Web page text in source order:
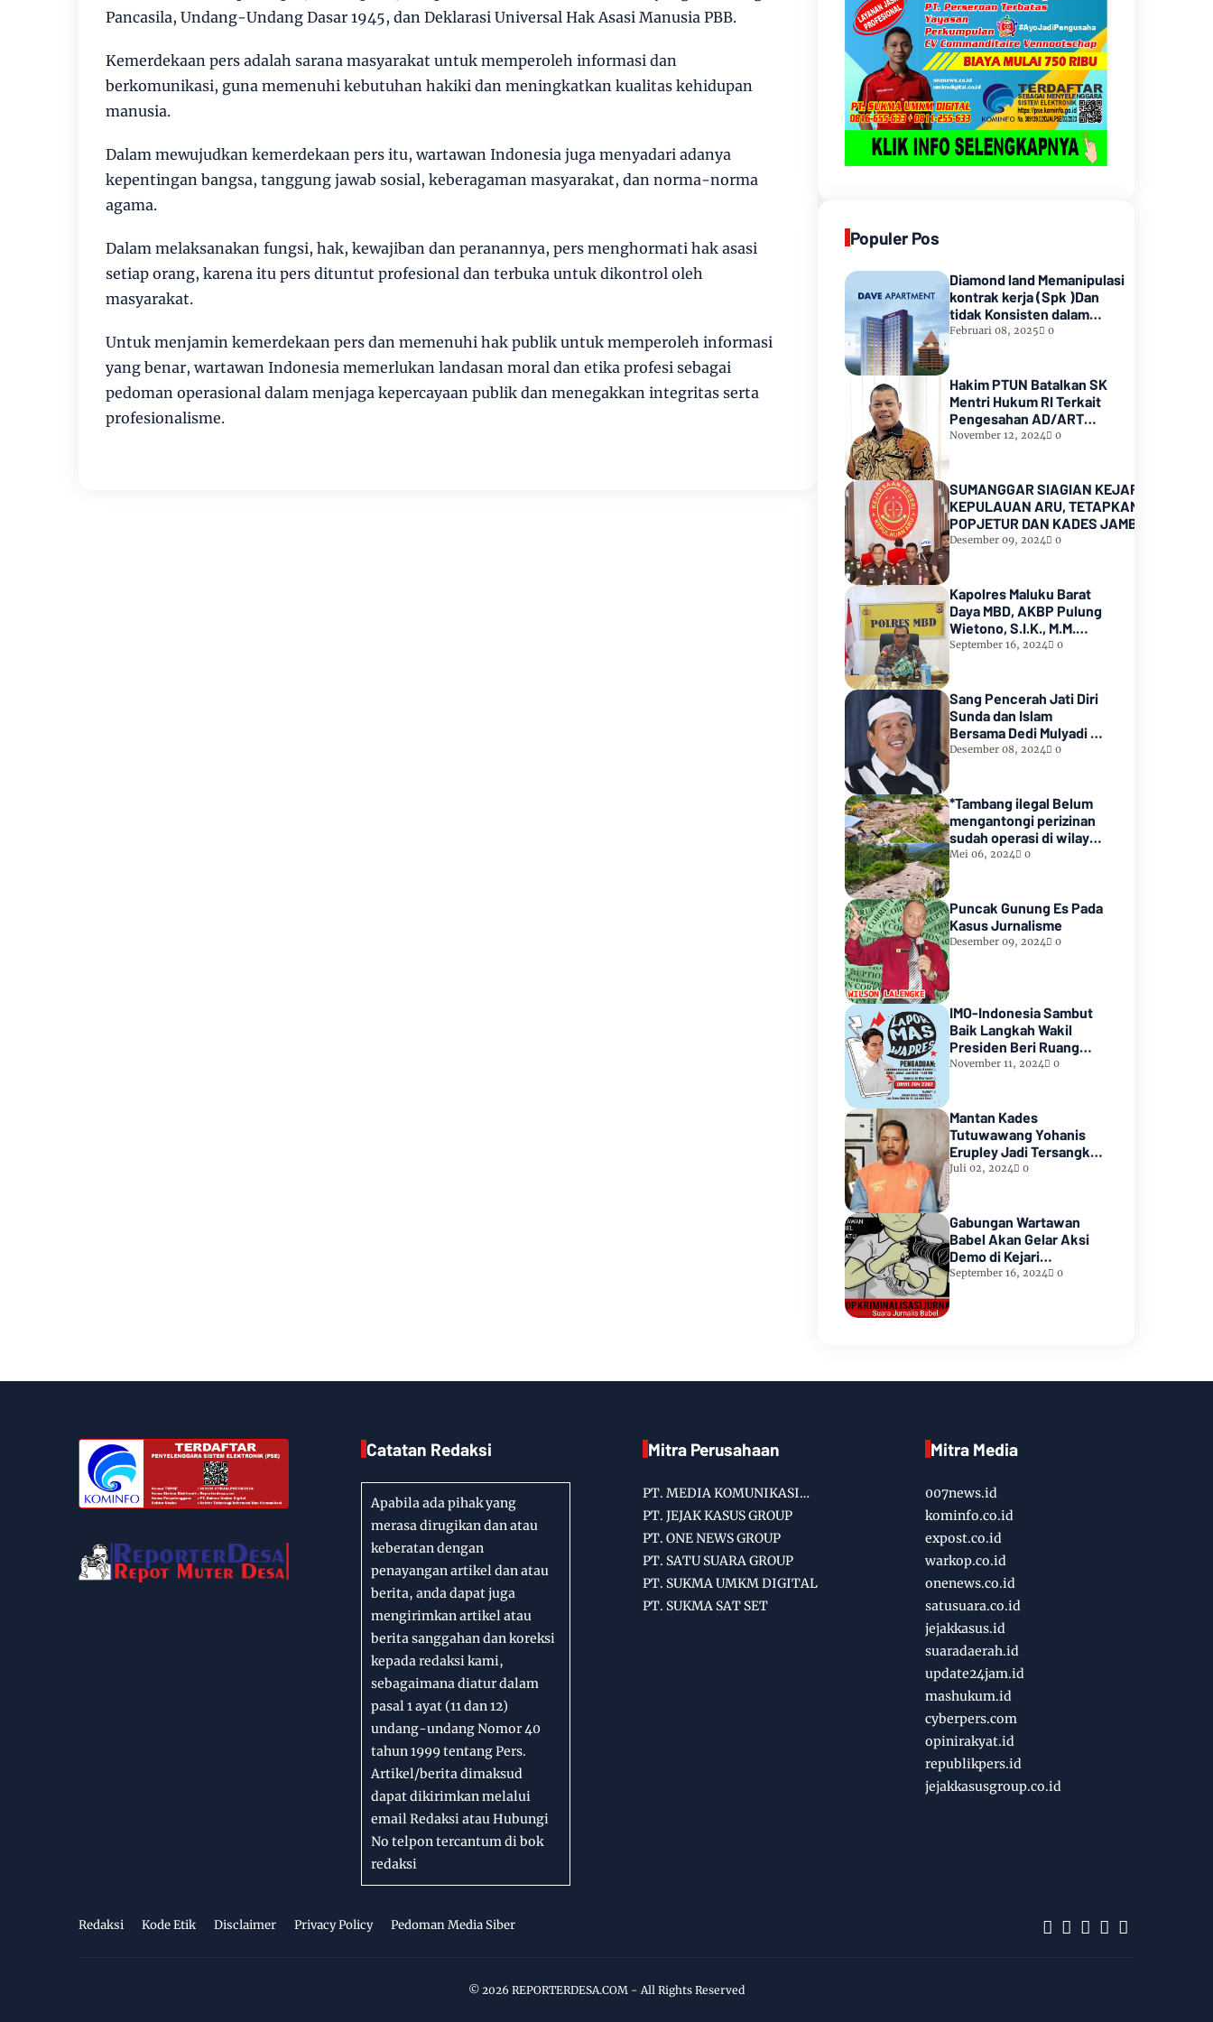
Pancasila, Undang-Undang Dasar 1945, dan Deklarasi Universal Hak Asasi Manusia PBB.
Kemerdekaan pers adalah sarana masyarakat untuk memperoleh informasi dan
berkomunikasi, guna memenuhi kebutuhan hakiki dan meningkatkan kualitas kehidupan
manusia.
Dalam mewujudkan kemerdekaan pers itu, wartawan Indonesia juga menyadari adanya
kepentingan bangsa, tanggung jawab sosial, keberagaman masyarakat, dan norma-norma
agama.
Dalam melaksanakan fungsi, hak, kewajiban dan peranannya, pers menghormati hak asasi
setiap orang, karena itu pers dituntut profesional dan terbuka untuk dikontrol oleh
masyarakat.
Untuk menjamin kemerdekaan pers dan memenuhi hak publik untuk memperoleh informasi
yang benar, wartawan Indonesia memerlukan landasan moral dan etika profesi sebagai
pedoman operasional dalam menjaga kepercayaan publik dan menegakkan integritas serta
profesionalisme.
Populer Pos
Diamond land Memanipulasi
kontrak kerja (Spk )Dan
tidak Konsisten dalam
Pembayarannyamenunggak
kedua Meninggal dunia
Februari 08, 2025 0
Hakim PTUN Batalkan SK
Mentri Hukum RI Terkait
Pengesahan AD/ART
Partai GoLKAR
November 12, 2024 0
SUMANGGAR SIAGIAN KEJARI
KEPULAUAN ARU, TETAPKAN KADES
POPJETUR DAN KADES JAMBU AIR
SEBAGAI TERSANGKA ( TSK )
ADD dan DD TA 2016 - 2021
Desember 09, 2024 0
Kapolres Maluku Barat
Daya MBD, AKBP Pulung
Wietono, S.I.K., M.M.
Pekerjaan Proyek AIR
Oleh Sat Reskrim
September 16, 2024 0
Sang Pencerah Jati Diri
Sunda dan Islam
Bersama Dedi Mulyadi :
Harmoni yang Tak
Desember 08, 2024 0
*Tambang ilegal Belum
mengantongi perizinan
sudah operasi di wilayah
hutan lindung paiker
Mei 06, 2024 0
Puncak Gunung Es Pada
Kasus Jurnalisme
Desember 09, 2024 0
IMO-Indonesia Sambut
Baik Langkah Wakil
Presiden Beri Ruang
Aduan Masyarakat
November 11, 2024 0
Mantan Kades
Tutuwawang Yohanis
Erupley Jadi Tersangka
Diduga Korupsi 1,2 Miliar
Juli 02, 2024 0
Gabungan Wartawan
Babel Akan Gelar Aksi
Demo di Kejari
Pangkalpinang
September 16, 2024 0
Catatan Redaksi
Apabila ada pihak yang
merasa dirugikan dan atau
keberatan dengan
penayangan artikel dan atau
berita, anda dapat juga
mengirimkan artikel atau
berita sanggahan dan koreksi
kepada redaksi kami,
sebagaimana diatur dalam
pasal 1 ayat (11 dan 12)
undang-undang Nomor 40
tahun 1999 tentang Pers.
Artikel/berita dimaksud
dapat dikirimkan melalui
email Redaksi atau Hubungi
No telpon tercantum di bok
redaksi
Mitra Perusahaan
PT. MEDIA KOMUNIKASI
INFORMASI
PT. JEJAK KASUS GROUP
PT. ONE NEWS GROUP
PT. SATU SUARA GROUP
PT. SUKMA UMKM DIGITAL
PT. SUKMA SAT SET
Mitra Media
007news.id
kominfo.co.id
expost.co.id
warkop.co.id
onenews.co.id
satusuara.co.id
jejakkasus.id
suaradaerah.id
update24jam.id
mashukum.id
cyberpers.com
opinirakyat.id
republikpers.id
jejakkasusgroup.co.id
Redaksi Kode Etik Disclaimer Privacy Policy Pedoman Media Siber
© 2026 REPORTERDESA.COM - All Rights Reserved